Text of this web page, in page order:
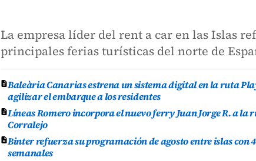
La empresa líder del rent a car en las Islas
principales ferias turísticas del norte de
Baleària Canarias estrena un sistema digital en la ruta
agilizar el embarque a los residentes
Líneas Romero incorpora el nuevo ferry Juan Jorge R. a la
Corralejo
Binter refuerza su programación de agosto entre islas con
semanales